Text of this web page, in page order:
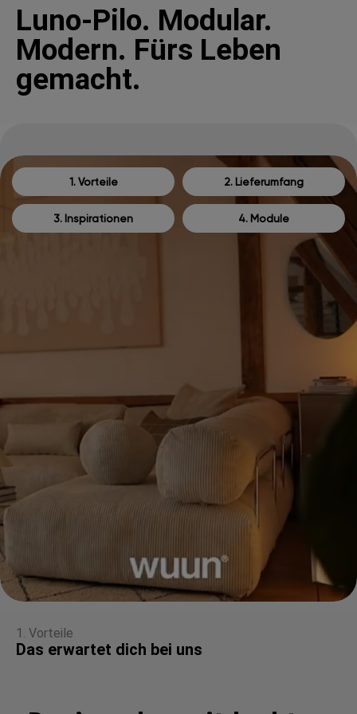
Luno-Pilo. Modular.
Modern. Fürs Leben
gemacht.
1. Vorteile 2. Lieferumfang
3. Inspirationen 4. Module
1. Vorteile
Das erwartet dich bei uns